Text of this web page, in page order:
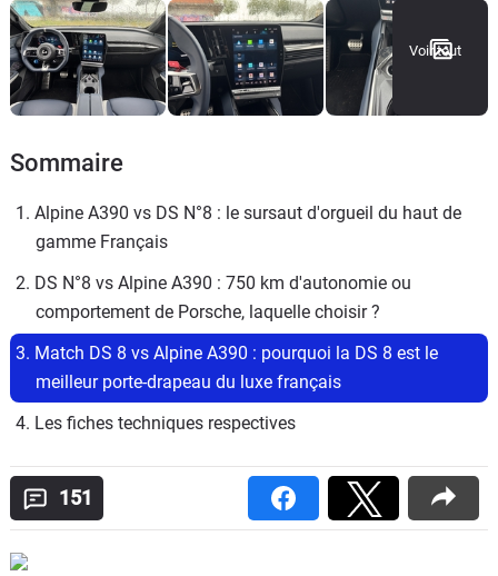
Voir tout
Sommaire
1. Alpine A390 vs DS N°8 : le sursaut d'orgueil du haut de
gamme Français
2. DS N°8 vs Alpine A390 : 750 km d'autonomie ou
comportement de Porsche, laquelle choisir ?
3. Match DS 8 vs Alpine A390 : pourquoi la DS 8 est le
meilleur porte-drapeau du luxe français
4. Les fiches techniques respectives
151